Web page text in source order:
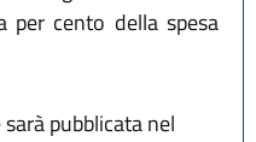
per cento della spesa
pubblicata nel